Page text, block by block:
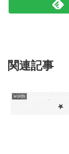
関連記事
words